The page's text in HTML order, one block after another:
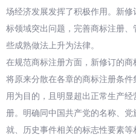
场经济发展发挥了积极作用。新
标领域突出问题，完善商标注册
些成熟做法上升为法律。
在规范商标注册方面，新修订的商
将原来分散在各章的商标注册条
用为目的，且明显超出正常生产
册。明确同中国共产党的名称、
就、历史事件相关的标志性要素